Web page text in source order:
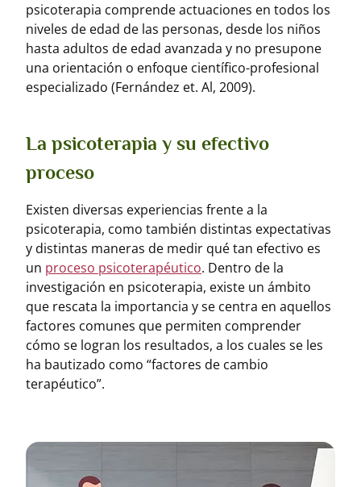
psicoterapia comprende actuaciones en todos los
niveles de edad de las personas, desde los niños
hasta adultos de edad avanzada y no presupone
una orientación o enfoque científico-profesional
especializado (Fernández et. Al, 2009).
La psicoterapia y su efectivo
proceso
Existen diversas experiencias frente a la
psicoterapia, como también distintas expectativas
y distintas maneras de medir qué tan efectivo es
un proceso psicoterapéutico. Dentro de la
investigación en psicoterapia, existe un ámbito
que rescata la importancia y se centra en aquellos
factores comunes que permiten comprender
cómo se logran los resultados, a los cuales se les
ha bautizado como “factores de cambio
terapéutico”.